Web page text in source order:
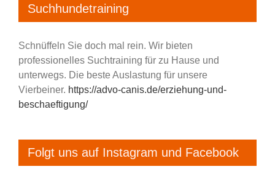
Suchhundetraining
Schnüffeln Sie doch mal rein. Wir bieten
professionelles Suchtraining für zu Hause und
unterwegs. Die beste Auslastung für unsere
Vierbeiner. https://advo-canis.de/erziehung-und-
beschaeftigung/
Folgt uns auf Instagram und Facebook